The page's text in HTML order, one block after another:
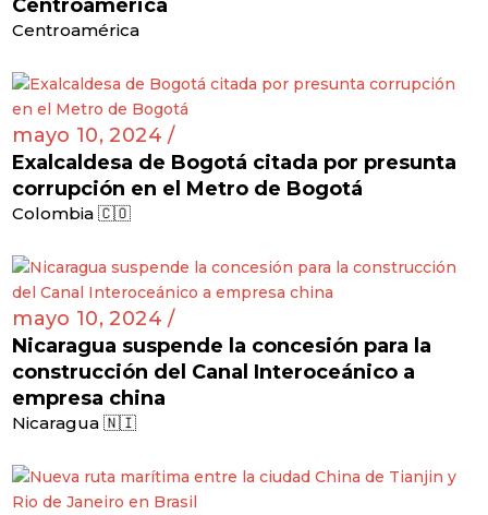
Centroamérica
Centroamérica
mayo 10, 2024 /
Exalcaldesa de Bogotá citada por presunta
corrupción en el Metro de Bogotá
Colombia 🇨🇴
mayo 10, 2024 /
Nicaragua suspende la concesión para la
construcción del Canal Interoceánico a
empresa china
Nicaragua 🇳🇮